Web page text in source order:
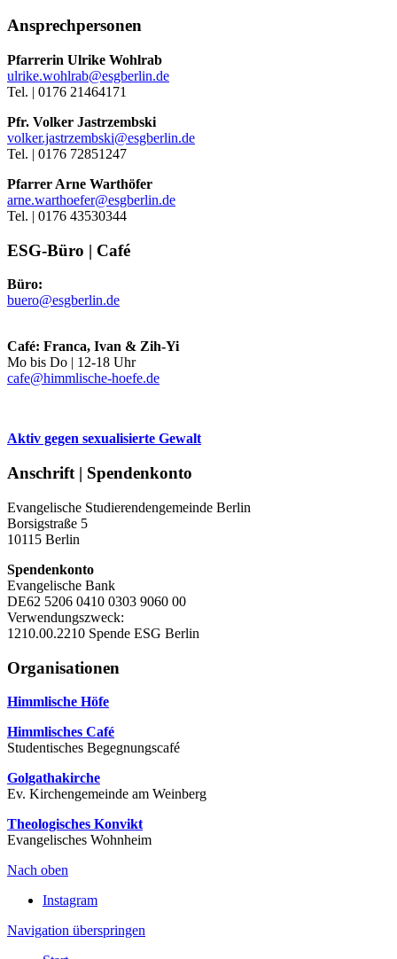
Ansprechpersonen
Pfarrerin Ulrike Wohlrab
ulrike.wohlrab@esgberlin.de
Tel. | 0176 21464171
Pfr. Volker Jastrzembski
volker.jastrzembski@esgberlin.de
Tel. | 0176 72851247
Pfarrer Arne Warthöfer
arne.warthoefer@esgberlin.de
Tel. | 0176 43530344
ESG-Büro | Café
Büro:
buero@esgberlin.de
Café: Franca, Ivan & Zih-Yi
Mo bis Do | 12-18 Uhr
cafe@himmlische-hoefe.de
Aktiv gegen sexualisierte Gewalt
Anschrift | Spendenkonto
Evangelische Studierendengemeinde Berlin
Borsigstraße 5
10115 Berlin
Spendenkonto
Evangelische Bank
DE62 5206 0410 0303 9060 00
Verwendungszweck:
1210.00.2210 Spende ESG Berlin
Organisationen
Himmlische Höfe
Himmlisches Café
Studentisches Begegnungscafé
Golgathakirche
Ev. Kirchengemeinde am Weinberg
Theologisches Konvikt
Evangelisches Wohnheim
Nach oben
Instagram
Navigation überspringen